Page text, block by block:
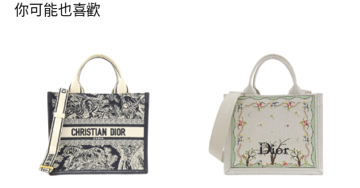
你可能也喜歡